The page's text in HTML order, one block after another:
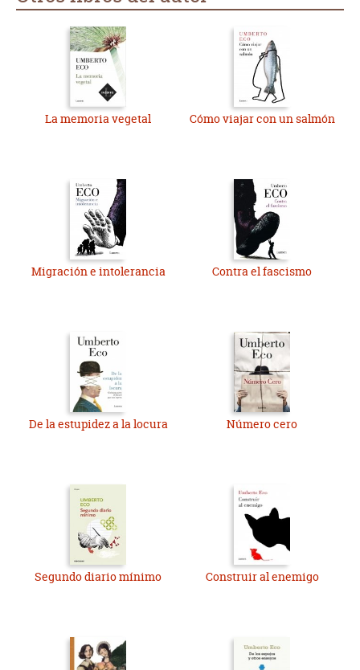
La memoria vegetal Cómo viajar con un salmón
Migración e intolerancia Contra el fascismo
De la estupidez a la locura Número cero
Segundo diario mínimo Construir al enemigo